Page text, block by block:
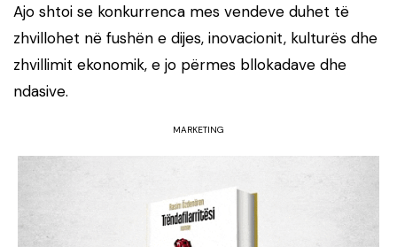
Ajo shtoi se konkurrenca mes vendeve duhet të
zhvillohet në fushën e dijes, inovacionit, kulturës dhe
zhvillimit ekonomik, e jo përmes bllokadave dhe
ndasive.
MARKETING